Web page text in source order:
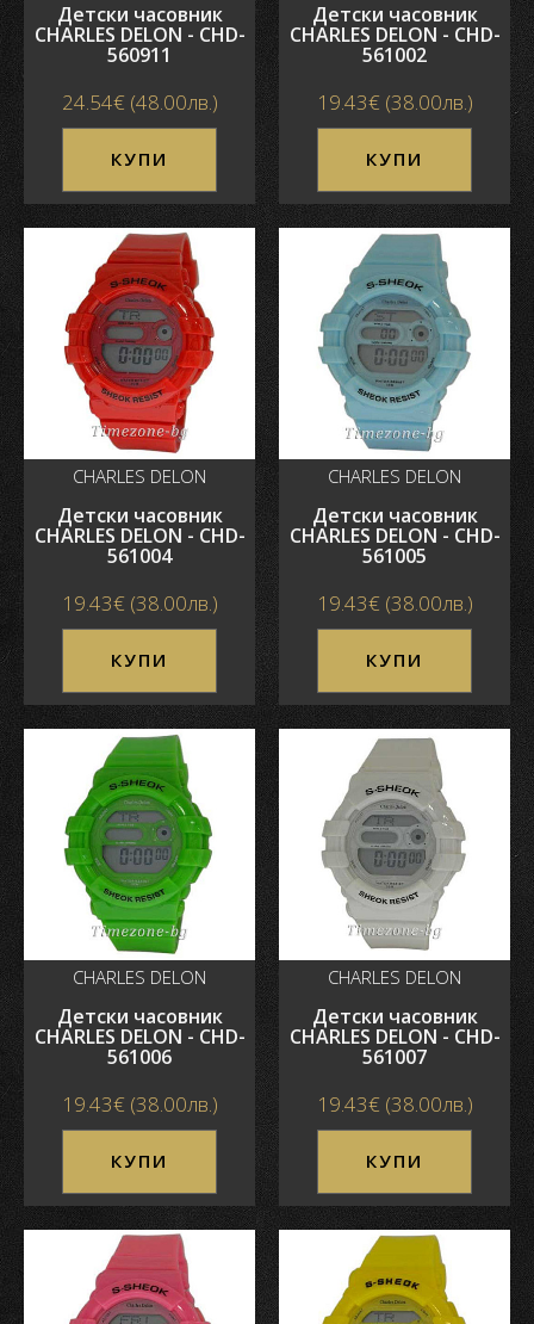
Детски часовник
CHARLES DELON - CHD-
560911
24.54€ (48.00лв.)
КУПИ
Детски часовник
CHARLES DELON - CHD-
561002
19.43€ (38.00лв.)
КУПИ
CHARLES DELON
Детски часовник
CHARLES DELON - CHD-
561004
19.43€ (38.00лв.)
КУПИ
CHARLES DELON
Детски часовник
CHARLES DELON - CHD-
561005
19.43€ (38.00лв.)
КУПИ
CHARLES DELON
Детски часовник
CHARLES DELON - CHD-
561006
19.43€ (38.00лв.)
КУПИ
CHARLES DELON
Детски часовник
CHARLES DELON - CHD-
561007
19.43€ (38.00лв.)
КУПИ